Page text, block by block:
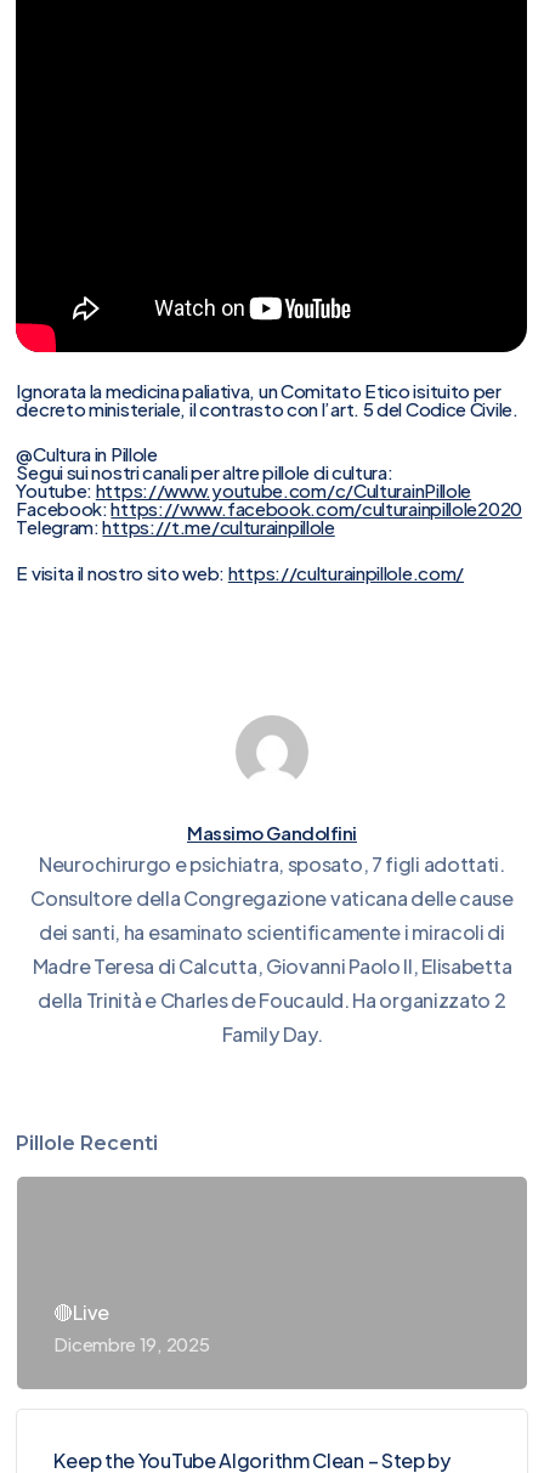
Ignorata la medicina paliativa, un Comitato Etico isituito per
decreto ministeriale, il contrasto con l’art. 5 del Codice Civile.
@Cultura in Pillole
Segui sui nostri canali per altre pillole di cultura:
Youtube: https://www.youtube.com/c/CulturainPillole
Facebook:https://www.facebook.com/culturainpillole2020
Telegram:https://t.me/culturainpillole
E visita il nostro sito web: https://culturainpillole.com/
Massimo Gandolfini
Neurochirurgo e psichiatra, sposato, 7 figli adottati.
Consultore della Congregazione vaticana delle cause
dei santi, ha esaminato scientificamente i miracoli di
Madre Teresa di Calcutta, Giovanni Paolo II, Elisabetta
della Trinità e Charles de Foucauld. Ha organizzato 2
Family Day.
Pillole Recenti
🔴Live
Dicembre 19, 2025
Keep the YouTube Algorithm Clean – Step by